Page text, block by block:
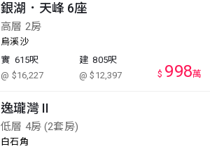
銀湖．天峰 6座
高層 2房
烏溪沙
實 615呎
@ $16,227
建 805呎
@ $12,397
$ 998萬
逸瓏灣 II
低層 4房 (2套房)
白石角